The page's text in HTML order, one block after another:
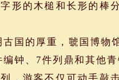
形的木槌和长形的棒
国的厚重，虢国博物
钟、7件列鼎和其他
，游客不仅可动手敲